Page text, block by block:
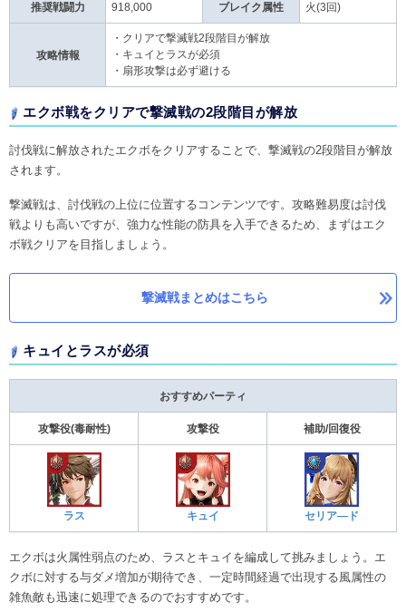
推奨戦闘力 918,000 ブレイク属性 火(3回)
攻略情報
・クリアで撃滅戦2段階目が解放
・キュイとラスが必須
・扇形攻撃は必ず避ける
エクボ戦をクリアで撃滅戦の2段階目が解放
討伐戦に解放されたエクボをクリアすることで、撃滅戦の2段階目が解放
されます。
撃滅戦は、討伐戦の上位に位置するコンテンツです。攻略難易度は討伐
戦よりも高いですが、強力な性能の防具を入手できるため、まずはエク
ボ戦クリアを目指しましょう。
撃滅戦まとめはこちら
キュイとラスが必須
おすすめパーティ
攻撃役(毒耐性) 攻撃役 補助/回復役
ラス キュイ セリア―ド
エクボは火属性弱点のため、ラスとキュイを編成して挑みましょう。エ
クボに対する与ダメ増加が期待でき、一定時間経過で出現する風属性の
雑魚敵も迅速に処理できるのでおすすめです。